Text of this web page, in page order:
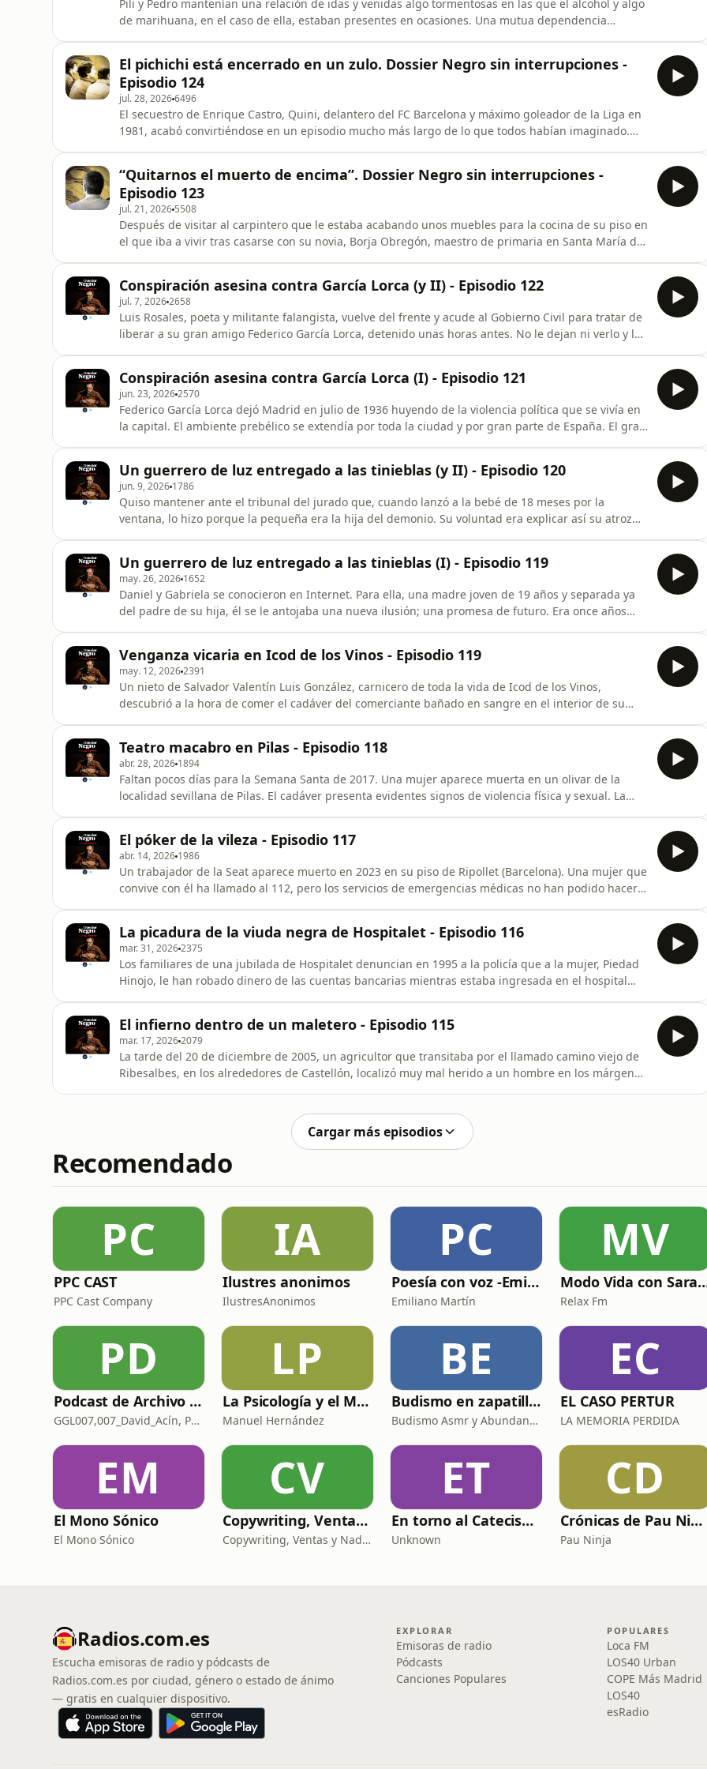
Pili y Pedro mantenían una relación de idas y venidas algo tormentosas en las que el alcohol y algo
de marihuana, en el caso de ella, estaban presentes en ocasiones. Una mutua dependencia
la relación y qu
El pichichi está encerrado en un zulo. Dossier Negro sin interrupciones -
Episodio 124
jul. 28, 20266496
El secuestro de Enrique Castro, Quini, delantero del FC Barcelona y máximo goleador de la Liga en
1981, acabó convirtiéndose en un episodio mucho más largo de lo que todos habían imaginado.
temor de los capto
“Quitarnos el muerto de encima”. Dossier Negro sin interrupciones -
Episodio 123
jul. 21, 2026 5508
Después de visitar al carpintero que le estaba acabando unos muebles para la cocina de su piso en
el que iba a vivir tras casarse con su novia, Borja Obregón, maestro de primaria en Santa María de
infundados, el ca
Conspiración asesina contra García Lorca (y II) - Episodio 122
jul. 7, 20262658
Luis Rosales, poeta y militante falangista, vuelve del frente y acude al Gobierno Civil para tratar de
liberar a su gran amigo Federico García Lorca, detenido unas horas antes. No le dejan ni verlo y le
part
Conspiración asesina contra García Lorca (I) - Episodio 121
jun. 23, 20262570
Federico García Lorca dejó Madrid en julio de 1936 huyendo de la violencia política que se vivía en
la capital. El ambiente prebélico se extendía por toda la ciudad y por gran parte de España. El gran
nombre
Un guerrero de luz entregado a las tinieblas (y II) - Episodio 120
jun. 9, 2026 1786
Quiso mantener ante el tribunal del jurado que, cuando lanzó a la bebé de 18 meses por la
ventana, lo hizo porque la pequeña era la hija del demonio. Su voluntad era explicar así su atroz
piscóticos y la discusi
Un guerrero de luz entregado a las tinieblas (I) - Episodio 119
may. 26, 2026 1652
Daniel y Gabriela se conocieron en Internet. Para ella, una madre joven de 19 años y separada ya
del padre de su hija, él se le antojaba una nueva ilusión; una promesa de futuro. Era once años
Daniel Montaño
Venganza vicaria en Icod de los Vinos - Episodio 119
may. 12, 20262391
Un nieto de Salvador Valentín Luis González, carnicero de toda la vida de Icod de los Vinos,
descubrió a la hora de comer el cadáver del comerciante bañado en sangre en el interior de su
docena más que locali
Teatro macabro en Pilas - Episodio 118
abr. 28, 2026 1894
Faltan pocos días para la Semana Santa de 2017. Una mujer aparece muerta en un olivar de la
localidad sevillana de Pilas. El cadáver presenta evidentes signos de violencia física y sexual. La
donde ha sido hallado el cue
El póker de la vileza - Episodio 117
abr. 14, 2026 1986
Un trabajador de la Seat aparece muerto en 2023 en su piso de Ripollet (Barcelona). Una mujer que
convive con él ha llamado al 112, pero los servicios de emergencias médicas no han podido hacer
declaración les parece con
La picadura de la viuda negra de Hospitalet - Episodio 116
mar. 31, 20262375
Los familiares de una jubilada de Hospitalet denuncian en 1995 a la policía que a la mujer, Piedad
Hinojo, le han robado dinero de las cuentas bancarias mientras estaba ingresada en el hospital
denuncia previa d
El infierno dentro de un maletero - Episodio 115
mar. 17, 20262079
La tarde del 20 de diciembre de 2005, un agricultor que transitaba por el llamado camino viejo de
Ribesalbes, en los alrededores de Castellón, localizó muy mal herido a un hombre en los márgenes
Cargar más episodios
Recomendado
PC
PPC CAST
PPC Cast Company
IA
Ilustres anonimos
IlustresAnonimos
PC
Poesía con voz -Emiliano Martín- Podcasts
Emiliano Martín
MV
Modo Vida con
Relax Fm
PD
Podcast de Archivo 007
GGL007,007_David_Acín, Pablo_Ortega, 58, AlbertoBond y Claalc
LP
La Psicología y el Modelo Parcuve®
Manuel Hernández
BE
Budismo en zapatillas, El budismo sin sermones
Budismo Asmr y Abundancia
EC
EL CASO PERTUR
LA MEMORIA PERDIDA
EM
El Mono Sónico
El Mono Sónico
CV
Copywriting, Ventas y Nada que perder
Copywriting, Ventas y Nada que Perder
ET
En torno al Catecismo
Unknown
CD
Crónicas de Pau Ninja
Pau Ninja
Radios.com.es
Escucha emisoras de radio y pódcasts de
Radios.com.es por ciudad, género o estado de ánimo
— gratis en cualquier dispositivo.
EXPLORAR
Emisoras de radio
Pódcasts
Canciones Populares
POPULARES
Loca FM
LOS40 Urban
COPE Más Madrid
LOS40
esRadio